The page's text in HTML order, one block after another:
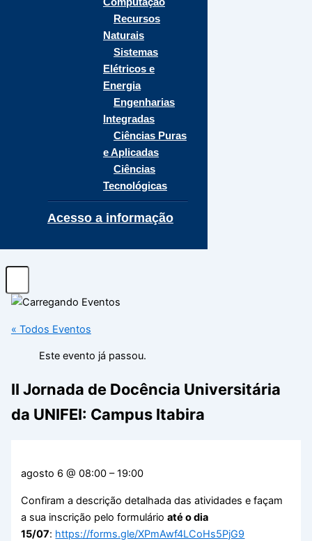
Recursos
Naturais
Sistemas
Elétricos e
Energia
Engenharias
Integradas
Ciências Puras
e Aplicadas
Ciências
Tecnológicas
Acesso a informação
« Todos Eventos
Este evento já passou.
II Jornada de Docência Universitária
da UNIFEI: Campus Itabira
agosto 6@08:00–19:00
Confiram a descrição detalhada das atividades e façam
a sua inscrição pelo formulárioaté o dia
15/07: https://forms.gle/XPmAwf4LCoHs5PjG9